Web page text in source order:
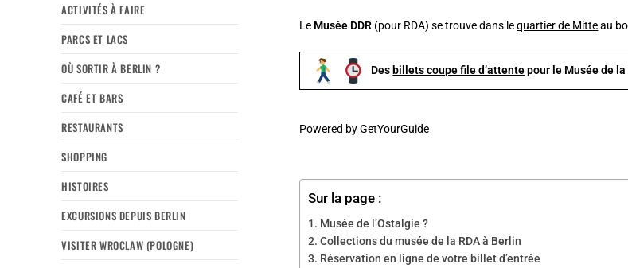
ACTIVITÉS À FAIRE
PARCS ET LACS
OÙ SORTIR À BERLIN ?
CAFÉ ET BARS
RESTAURANTS
SHOPPING
HISTOIRES
EXCURSIONS DEPUIS BERLIN
VISITER WROCLAW (POLOGNE)
Le Musée DDR (pour RDA) se trouve dans lequartier de Mitteau
Des billets coupe file d’attentepour le Musée de
Powered byGetYourGuide
Sur la page :
Musée de l’Ostalgie ?
Collections du musée de la RDA à Berlin
Réservation en ligne de votre billet d’entrée